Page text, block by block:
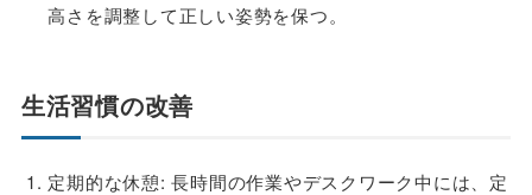
高さを調整して正しい姿勢を保つ。
生活習慣の改善
定期的な休憩: 長時間の作業やデスクワーク中には、定